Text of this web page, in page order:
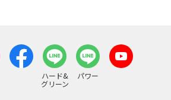
ハード&
グリーン
パワー